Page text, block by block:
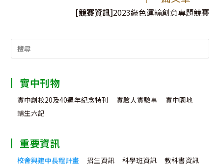
[競賽資訊]2023綠色運輸創意專題競賽
Search
for:
實中刊物
實中創校20及40週年紀念特刊 實驗人實驗事
實中園地
輔生六記
重要資訊
校舍興建中長程計畫 招生資訊 科學班資訊
教科書資訊